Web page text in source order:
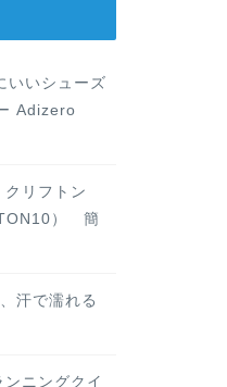
いいシューズ
Adizero
リフトン
） 簡
汗で濡れる
ニングクイ